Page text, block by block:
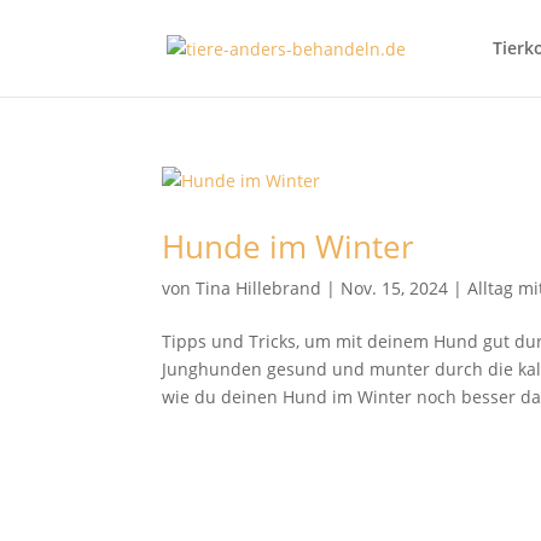
Hunde im Winter
vonTina Hillebrand | Nov. 15, 2024 |Alltag
Tipps und Tricks, um mit deinem Hund gut
Junghunden gesund und munter durch die
wie du deinen Hund im Winter noch besser